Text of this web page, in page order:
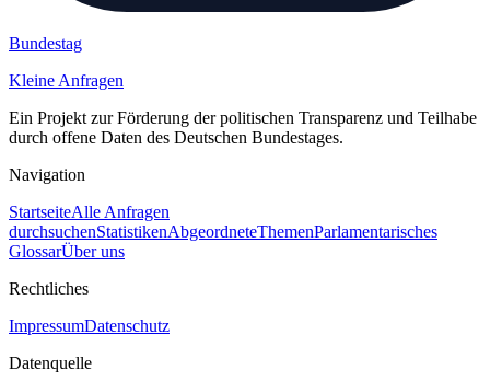
Bundestag
Kleine Anfragen
Ein Projekt zur Förderung der politischen Transparenz und Teilhabe
durch offene Daten des Deutschen Bundestages.
Navigation
StartseiteAlle Anfragen
durchsuchenStatistikenAbgeordneteThemenParlamentarisches
GlossarÜber uns
Rechtliches
ImpressumDatenschutz
Datenquelle